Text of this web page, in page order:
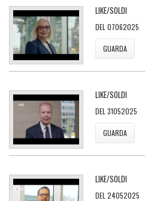
LIKE/SOLDI
DEL 07062025
GUARDA
LIKE/SOLDI
DEL 31052025
GUARDA
LIKE/SOLDI
DEL 24052025